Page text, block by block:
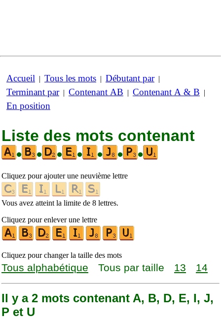
Accueil | Tous les mots | Débutant par|
Terminant par| Contenant AB | Contenant A & B |
En position
Liste des mots contenant
•
• • • • • •
Cliquez pour ajouter une neuvième lettre
Vous avez atteint la limite de 8 lettres.
Cliquez pour enlever une lettre
Cliquez pour changer la taille des mots
Tous alphabétique Tous par taille 13 14
Il y a 2 mots contenant A, B, D, E, I, J,
P et U